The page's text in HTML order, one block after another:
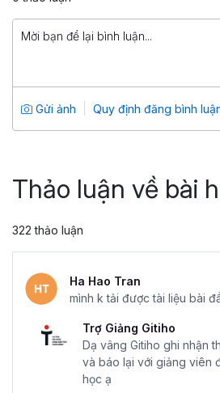
4.75
5,646
Gửi ảnh Quy định đăng bình
Thảo luận về bài
322 thảo luận
Ha Hao Tran
mình k tải được tài liệu bài
Trợ Giảng Gitiho
Dạ vâng Gitiho ghi nhận
và báo lại với giảng viên
học ạ